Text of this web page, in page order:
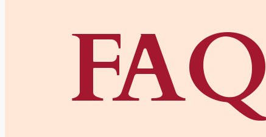
FAQ